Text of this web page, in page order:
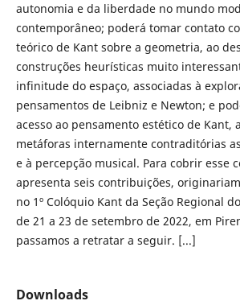
autonomia e da liberdade no mundo
contemporâneo; poderá tomar contato
teórico de Kant sobre a geometria, ao
construções heurísticas muito
infinitude do espaço, associadas à
pensamentos de Leibniz e Newton; e
acesso ao pensamento estético de Kant,
metáforas internamente contraditórias
e à percepção musical. Para cobrir esse
apresenta seis contribuições,
no 1º Colóquio Kant da Seção Regional
de 21 a 23 de setembro de 2022, em
passamos a retratar a seguir. [...]
Downloads